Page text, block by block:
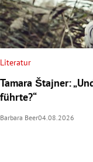
Literatur
Tamara Štajner:
führte?“
Barbara Beer04.08.2026